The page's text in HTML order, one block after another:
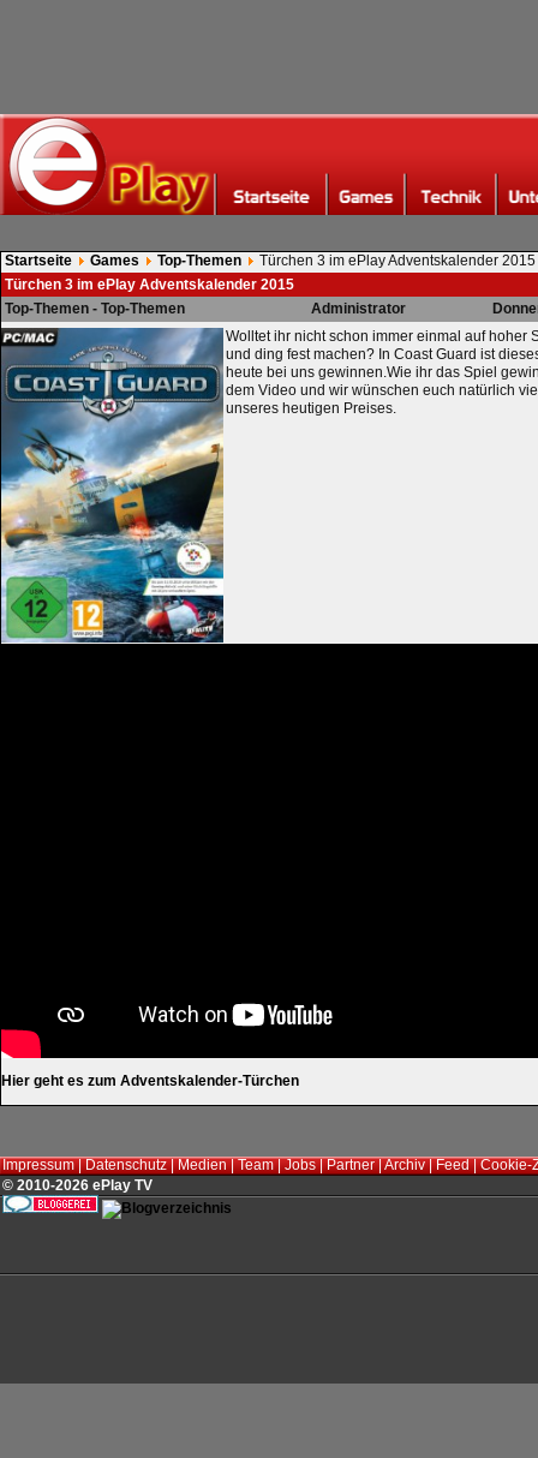
Startseite Games Top-Themen
Türchen 3 im ePlay Adventskalender 2015
Türchen 3 im ePlay Adventskalender 2015
Top-Themen - Top-Themen
Administrator
Wolltet ihr nicht schon immer einmal auf hoher
und ding fest machen? In Coast Guard ist
heute bei uns gewinnen.Wie ihr das Spiel
dem Video und wir wünschen euch natürlich
unseres heutigen Preises.
Hier geht es zum Adventskalender-Türchen
Impressum|Datenschutz|Medien|Team|Jobs|Partner|Archiv|Feed|Cookie-
© 2010-2026 ePlay TV